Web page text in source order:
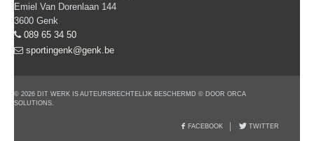
Emiel Van Dorenlaan 144
3600 Genk
089 65 34 50
sportingenk@genk.be
© 2026 DIT WERK IS AUTEURSRECHTELIJK BESCHERMD © DOOR ORCA
SOLUTIONS.
FACEBOOK TWITTER